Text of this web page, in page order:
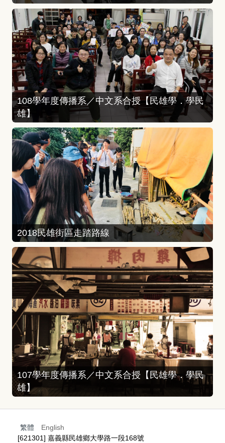
108學年度傳播系／中文系合授【民雄學．學民
雄】
2018民雄街區走踏路線
107學年度傳播系／中文系合授【民雄學．學民
雄】
繁體
English
[621301] 嘉義縣民雄鄉大學路一段168號